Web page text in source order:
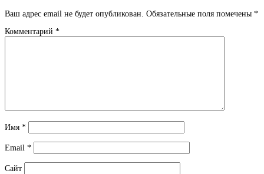
Ваш адрес email не будет опубликован. Обязательные поля помечены *
Комментарий *
Имя *
Email *
Сайт